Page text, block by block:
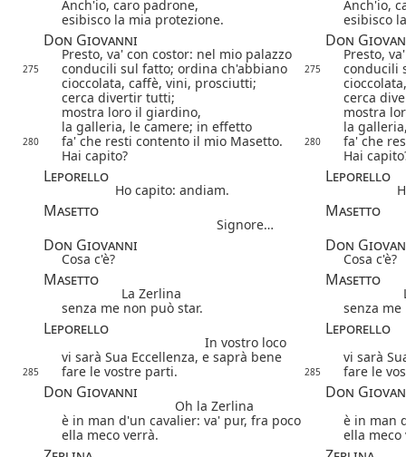
Anch'io, caro padrone,
Anch'io,
esibisco la mia protezione.
esibisco
Don Giovanni Don
Presto, va' con costor: nel mio palazzo Presto,
275 conducili sul fatto; ordina ch'abbiano 275
conducili
cioccolata, caffè, vini, prosciutti;
cerca divertir tutti;
cerca
mostra loro il giardino,
mostra
la galleria, le camere; in effetto
la
280 fa' che resti contento il mio Masetto. 280
fa' che
Hai capito?
Hai
Leporello Leporello
Ho capito: andiam.
Masetto Masetto
Signore…
Don Giovanni Don
Cosa c'è? Cosa c'è?
Masetto Masetto
La Zerlina
senza me non può star.
senza
Leporello Leporello
In vostro loco
vi sarà Sua Eccellenza, e saprà bene
vi sarà
285 fare le vostre parti. 285 fare le
Don Giovanni Don
Oh la Zerlina
è in man d'un cavalier: va' pur, fra poco
è in man
ella meco verrà.
ella meco